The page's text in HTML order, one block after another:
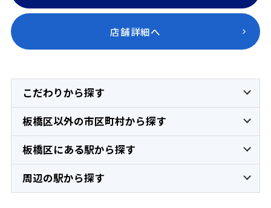
店舗詳細へ
こだわりから探す
板橋区以外の市区町村から探す
板橋区にある駅から探す
周辺の駅から探す